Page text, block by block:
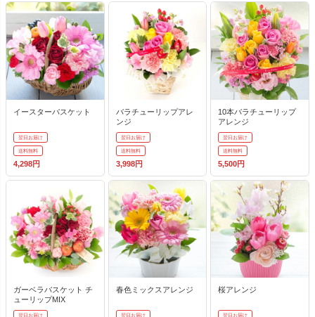
イースターバスケット
翌日お届け
送料無料
4,298円
バラチューリップアレ
ンジ
翌日お届け
送料無料
3,998円
10本バラチューリップ
アレンジ
翌日お届け
送料無料
5,500円
ガーベラバスケット チ
ューリップMIX
翌日お届け
春色ミックスアレンジ
翌日お届け
桜アレンジ
翌日お届け